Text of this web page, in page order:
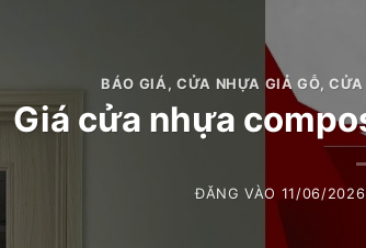
BÁO GIÁ , CỬA NHỰA GIẢ GỖ, CỬA
Giá cửa nhựa
ĐĂNG VÀO 11/06/2026